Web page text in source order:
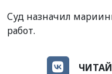
Суд назначил
работ.